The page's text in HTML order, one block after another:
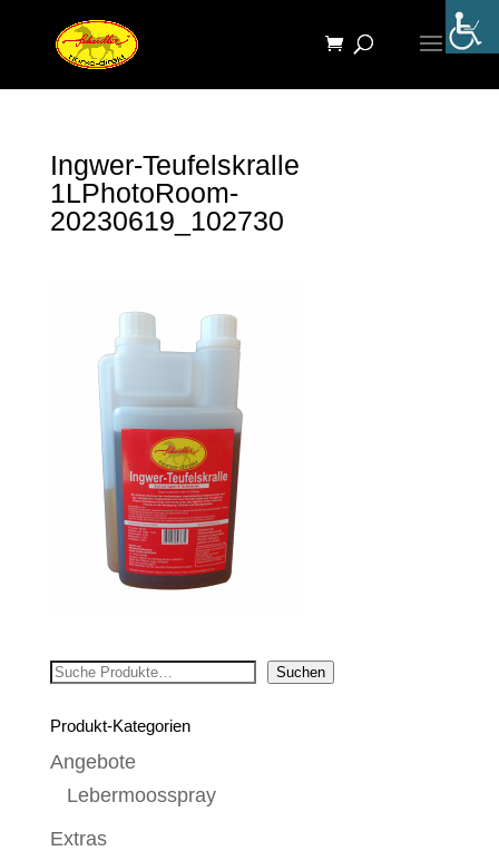
Ingwer-Teufelskralle
1LPhotoRoom-
20230619_102730
Suchen Suchen
Produkt-Kategorien
Angebote
Lebermoosspray
Extras